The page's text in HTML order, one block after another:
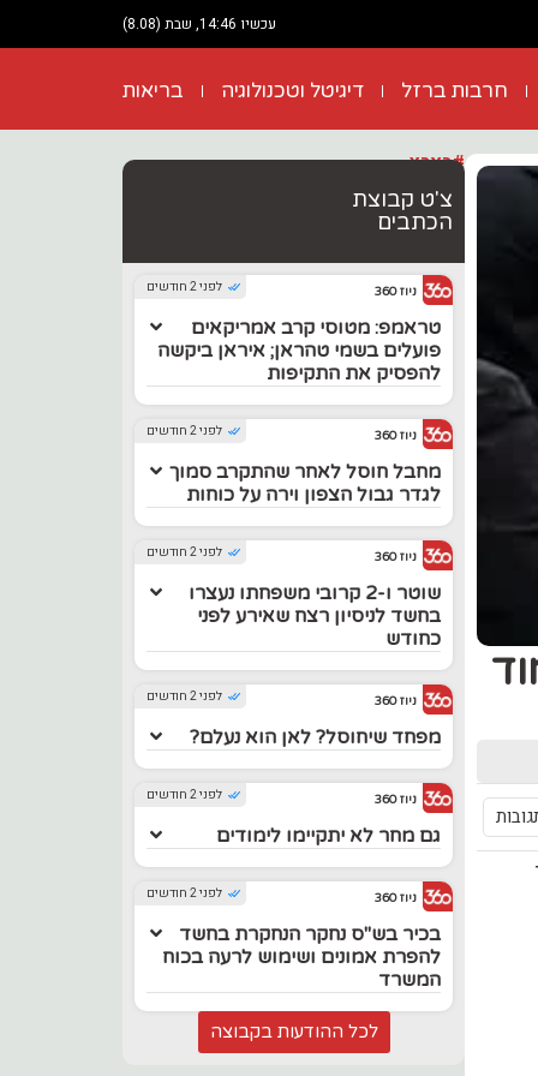
עכשיו 14:46, שבת (8.08)
חרבות ברזל דיגיטל וטכנולוגיה בריאות
#בארץ
צ'ט קבוצת
הכתבים
לפני 2 חודשים ניוז 360
טראמפ: מטוסי קרב אמריקאים
פועלים בשמי טהראן; איראן ביקשה
להפסיק את התקיפות
לפני 2 חודשים ניוז 360
מחבל חוסל לאחר שהתקרב סמוך
לגדר גבול הצפון וירה על כוחות
לפני 2 חודשים ניוז 360
שוטר ו-2 קרובי משפחתו נעצרו
בחשד לניסיון רצח שאירע לפני
כחודש
לפני 2 חודשים ניוז 360
מפחד שיחוסל? לאן הוא נעלם?
לפני 2 חודשים ניוז 360
גם מחר לא יתקיימו לימודים
לפני 2 חודשים ניוז 360
בכיר בש"ס נחקר הנחקרת בחשד
להפרת אמונים ושימוש לרעה בכוח
המשרד
לכל ההודעות בקבוצה